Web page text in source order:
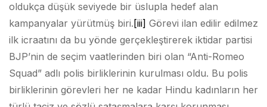
oldukça düşük seviyede bir üslupla hedef alan
kampanyalar yürütmüş biri. [iii] Görevi ilan edilir edilmez
ilk icraatını da bu yönde gerçekleştirerek iktidar partisi
BJP’nin de seçim vaatlerinden biri olan “Anti-Romeo
Squad” adlı polis birliklerinin kurulması oldu. Bu polis
birliklerinin görevleri her ne kadar Hindu kadınların her